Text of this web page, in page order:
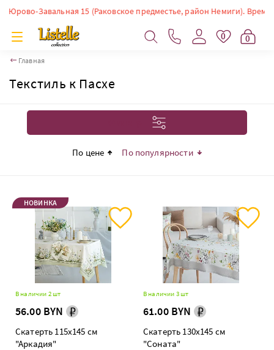
15 (Раковское предместье, район Немиги). Время работы:
0 0
Главная
Текстиль к Пасхе
По цене По популярности
НОВИНКА
В наличии 2 шт
56.00 BYN
Скатерть 115х145 см
"Аркадия"
В наличии 3 шт
61.00 BYN
Скатерть 130х145 см
"Соната"